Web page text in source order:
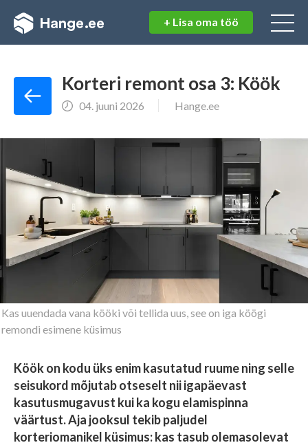
+ Lisa oma töö
Korteri remont osa 3: Köök
04. juuni 2026 Hange.ee
Kas uuendada vana kööki või tellida uus, see on iga köögi
remondi esimene küsimus
Köök on kodu üks enim kasutatud ruume ning selle
seisukord mõjutab otseselt nii igapäevast
kasutusmugavust kui ka kogu elamispinna
väärtust. Aja jooksul tekib paljudel
korteriomanikel küsimus: kas tasub olemasolevat
Unustasid parooli?
Registreeri kasutajaks
Eraisikuna
Ei saa osaleda teistel hangetel
Ettevõtjana
Saab korraldada hankeid
Saab osaleda teistel hangetel
Korteriühistuna
Saab korraldada hankeid
Avalik sektor
(Omavalitsus, riigiettevõte, sihtasutus, kool, lasteaed jms)
Saab korraldada hankeid
Edasi